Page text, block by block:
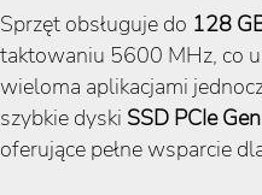
Sprzęt obsługuje do 128
taktowaniu 5600 MHz, co
wieloma aplikacjami
szybkie dyski SSD PCIe
oferujące pełne wsparcie